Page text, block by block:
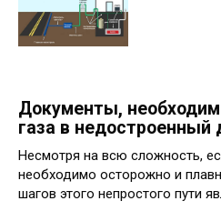
Документы,
газа в недостроенный
Несмотря на всю сложность,
необходимо осторожно и
шагов этого непростого пути